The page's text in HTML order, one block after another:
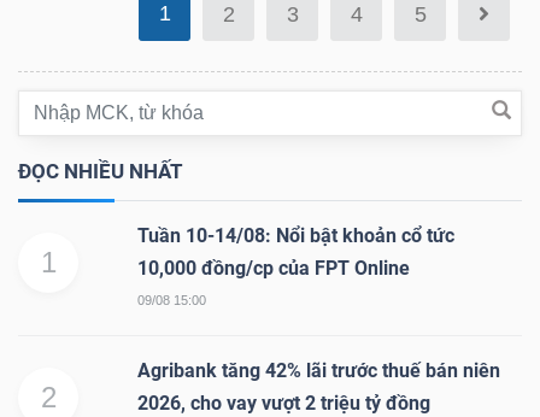
1 2 3 4 5
ĐỌC NHIỀU NHẤT
1
Tuần 10-14/08: Nổi bật khoản cổ tức
10,000 đồng/cp của FPT Online
09/08 15:00
2
Agribank tăng 42% lãi trước thuế bán niên
2026, cho vay vượt 2 triệu tỷ đồng
ÍCH
ĐỘNG
chứng